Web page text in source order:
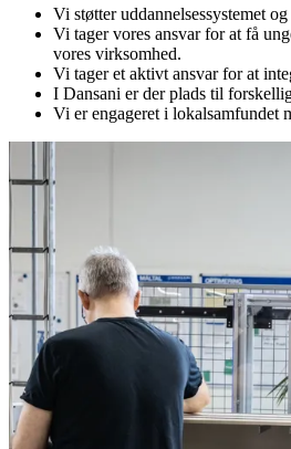
Vi støtter uddannelsessystemet
Vi tager vores ansvar for at få
vores virksomhed.
Vi tager et aktivt ansvar for at
I Dansani er der plads til
Vi er engageret i lokalsamfundet